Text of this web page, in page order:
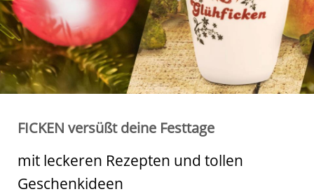
FICKEN versüßt deine Festtage
mit leckeren Rezepten und tollen
Geschenkideen